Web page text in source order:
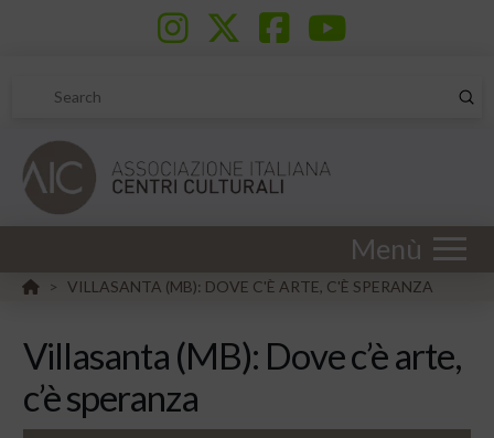
Search
Menù
HOME
> VILLASANTA (MB): DOVE C'È ARTE, C'È SPERANZA
Villasanta (MB): Dove c’è arte,
c’è speranza